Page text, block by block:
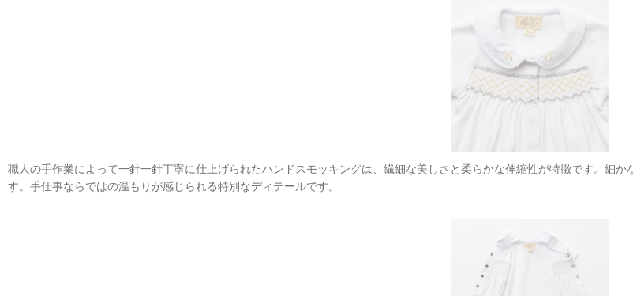
職人の手作業によって一針一針丁寧に仕上げられたハンドスモッキングは、繊細な美しさと柔らかな伸縮性が特徴です。細
す。手仕事ならではの温もりが感じられる特別なディテールです。